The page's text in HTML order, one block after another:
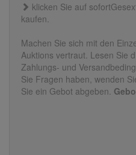
klicken Sie auf
kaufen.
Machen Sie sich mit den
Auktions vertraut. Lesen Sie
Zahlungs- und
Sie Fragen haben, wenden
Sie ein Gebot abgeben.